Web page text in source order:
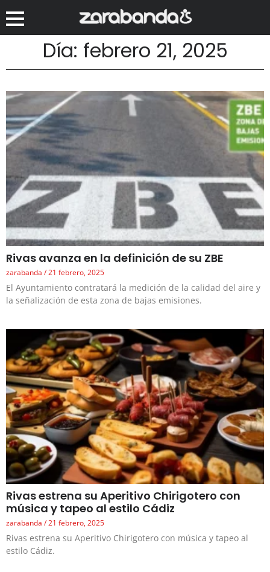
Día: febrero 21, 2025
Rivas avanza en la definición de su ZBE
zarabanda 21 febrero, 2025
El Ayuntamiento contratará la medición de la calidad del aire y
la señalización de esta zona de bajas emisiones.
Rivas estrena su Aperitivo Chirigotero con
música y tapeo al estilo Cádiz
zarabanda 21 febrero, 2025
Rivas estrena su Aperitivo Chirigotero con música y tapeo al
estilo Cádiz.